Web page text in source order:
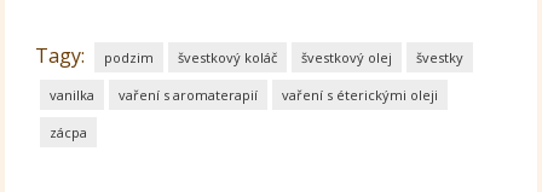
Tagy: podzim švestkový koláč švestkový olej švestky
vanilka vaření s aromaterapií vaření s éterickými oleji
zácpa